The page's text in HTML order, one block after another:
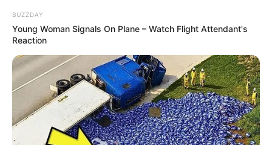
BUZZDAY
Young Woman Signals On Plane – Watch Flight Attendant's
Reaction